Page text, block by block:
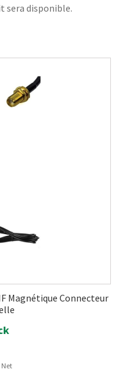
sera disponible.
Magnétique Connecteur
Net